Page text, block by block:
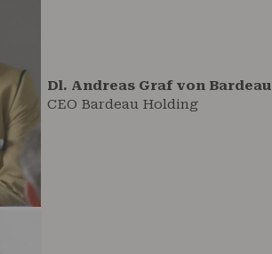
Dl. Andreas Graf von Bardeau
CEO Bardeau Holding